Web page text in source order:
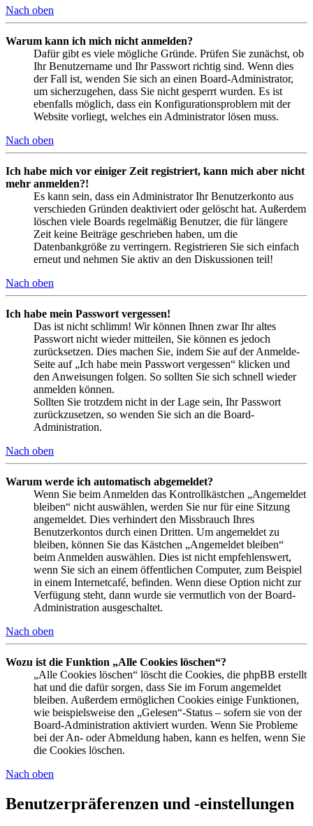
Nach oben
Warum kann ich mich nicht anmelden?
Dafür gibt es viele mögliche Gründe. Prüfen Sie zunächst, ob
Ihr Benutzername und Ihr Passwort richtig sind. Wenn dies
der Fall ist, wenden Sie sich an einen Board-Administrator,
um sicherzugehen, dass Sie nicht gesperrt wurden. Es ist
ebenfalls möglich, dass ein Konfigurationsproblem mit der
Website vorliegt, welches ein Administrator lösen muss.
Nach oben
Ich habe mich vor einiger Zeit registriert, kann mich aber nicht
mehr anmelden?!
Es kann sein, dass ein Administrator Ihr Benutzerkonto aus
verschieden Gründen deaktiviert oder gelöscht hat. Außerdem
löschen viele Boards regelmäßig Benutzer, die für längere
Zeit keine Beiträge geschrieben haben, um die
Datenbankgröße zu verringern. Registrieren Sie sich einfach
erneut und nehmen Sie aktiv an den Diskussionen teil!
Nach oben
Ich habe mein Passwort vergessen!
Das ist nicht schlimm! Wir können Ihnen zwar Ihr altes
Passwort nicht wieder mitteilen, Sie können es jedoch
zurücksetzen. Dies machen Sie, indem Sie auf der Anmelde-
Seite auf „Ich habe mein Passwort vergessen“ klicken und
den Anweisungen folgen. So sollten Sie sich schnell wieder
anmelden können.
Sollten Sie trotzdem nicht in der Lage sein, Ihr Passwort
zurückzusetzen, so wenden Sie sich an die Board-
Administration.
Nach oben
Warum werde ich automatisch abgemeldet?
Wenn Sie beim Anmelden das Kontrollkästchen „Angemeldet
bleiben“ nicht auswählen, werden Sie nur für eine Sitzung
angemeldet. Dies verhindert den Missbrauch Ihres
Benutzerkontos durch einen Dritten. Um angemeldet zu
bleiben, können Sie das Kästchen „Angemeldet bleiben“
beim Anmelden auswählen. Dies ist nicht empfehlenswert,
wenn Sie sich an einem öffentlichen Computer, zum Beispiel
in einem Internetcafé, befinden. Wenn diese Option nicht zur
Verfügung steht, dann wurde sie vermutlich von der Board-
Administration ausgeschaltet.
Nach oben
Wozu ist die Funktion „Alle Cookies löschen“?
„Alle Cookies löschen“ löscht die Cookies, die phpBB erstellt
hat und die dafür sorgen, dass Sie im Forum angemeldet
bleiben. Außerdem ermöglichen Cookies einige Funktionen,
wie beispielsweise den „Gelesen“-Status – sofern sie von der
Board-Administration aktiviert wurden. Wenn Sie Probleme
bei der An- oder Abmeldung haben, kann es helfen, wenn Sie
die Cookies löschen.
Nach oben
Benutzerpräferenzen und -einstellungen